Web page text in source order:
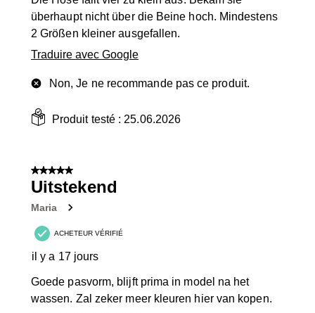
überhaupt nicht über die Beine hoch. Mindestens
2 Größen kleiner ausgefallen.
Traduire avec Google
Non, Je ne recommande pas ce produit.
Produit testé :25.06.2026
5 sur 5 étoiles.
Uitstekend
Maria
ACHETEUR VÉRIFIÉ
il y a 17 jours
Goede pasvorm, blijft prima in model na het
wassen. Zal zeker meer kleuren hier van kopen.